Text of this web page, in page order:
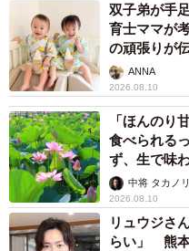
双子弟が手
育士ママが
の頑張りが
ANNA
2026.08.10
「ほんのり
食べられる
ず、生で味
中将 タカノリ
2026.08.10
リュウジさ
らい」 熊本